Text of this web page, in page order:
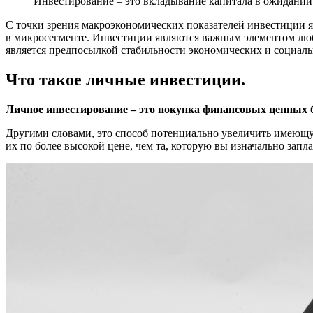
С точки зрения макроэкономических показателей
в микросегменте. Инвестиции являются важным элементом
является предпосылкой стабильности экономических и
Что такое личные инвестиции.
Личное инвестирование – это покупка финансовых
Другими словами, это способ потенциально увеличить
их по более высокой цене, чем та, которую вы изначально